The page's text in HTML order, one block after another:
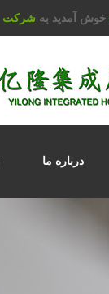
خوش آمدید به
درباره ما